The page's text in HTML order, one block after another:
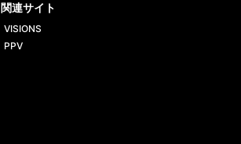
関連サイト
VISIONS
PPV